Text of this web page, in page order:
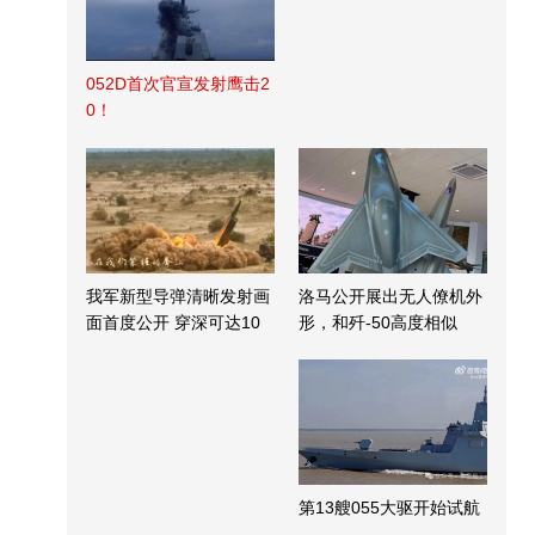
052D首次官宣发射鹰击2
0！
我军新型导弹清晰发射画
面首度公开 穿深可达10
洛马公开展出无人僚机外
形，和歼-50高度相似
第13艘055大驱开始试航